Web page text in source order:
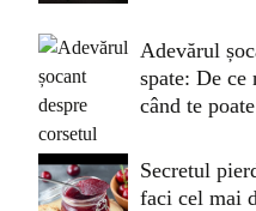
Adevărul
spate: De
când te
Secretul
faci cel mai